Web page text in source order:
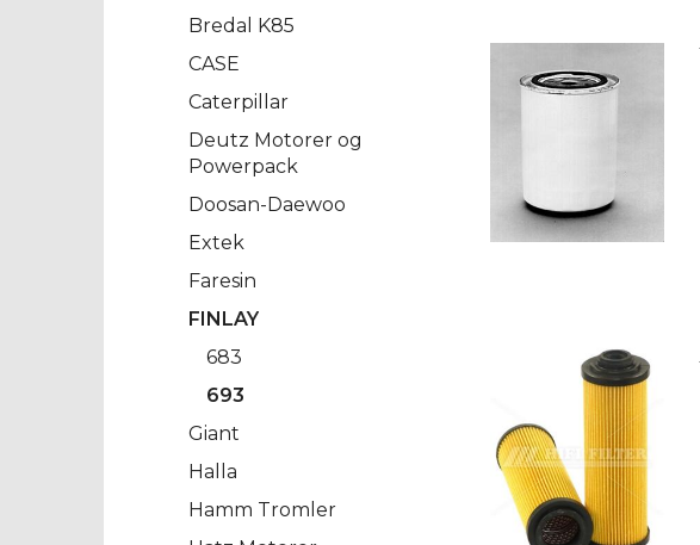
Bredal K85
CASE
Caterpillar
Deutz Motorer og
Powerpack
Doosan-Daewoo
Extek
Faresin
FINLAY
683
693
Giant
Halla
Hamm Tromler